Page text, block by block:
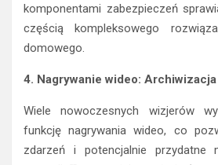
komponentami zabezpieczeń
częścią kompleksowego
domowego.
4. Nagrywanie wideo:
Wiele nowoczesnych wizjerów
funkcję nagrywania wideo, co
zdarzeń i potencjalnie przydatne